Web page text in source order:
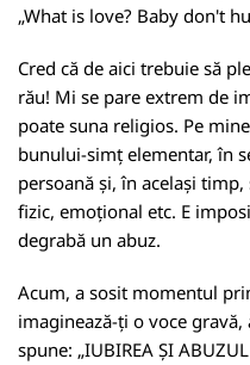
„What is love? Baby don't
Cred că de aici trebuie să
rău! Mi se pare extrem de
poate suna religios. Pe
bunului-simț elementar, în
persoană și, în același
fizic, emoțional etc. E
degrabă un abuz.
Acum, a sosit momentul
imaginează-ți o voce gravă,
spune: „IUBIREA ȘI